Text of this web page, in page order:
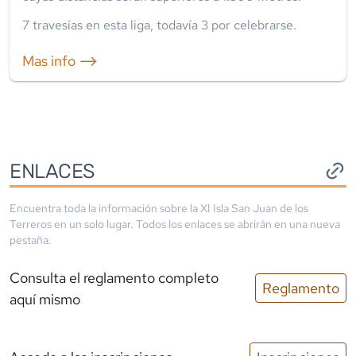
7travesías en esta liga, todavía 3 por celebrarse.
Mas info ⟶
ENLACES
Encuentra toda la información sobre laXI Isla San Juan de los
Terreros en un solo lugar. Todos los enlaces se abrirán en una nueva
pestaña.
Consulta el reglamento completo
aquí mismo
Reglamento